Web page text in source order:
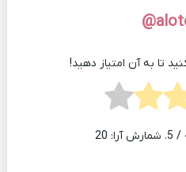
تا به آن امتیاز دهید!
/ 5. شمارش آرا: 20